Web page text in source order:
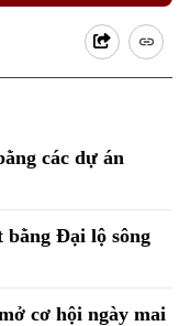
các dự án
bằng Đại lộ sông
cơ hội ngày mai